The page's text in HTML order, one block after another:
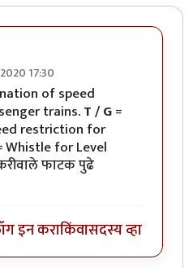
17:30
byअनन्त्_यात्री
of speed
trains.T / G=
restriction for
Whistle for Level
फाटक पुढे
इन कराकिंवासदस्य व्हा